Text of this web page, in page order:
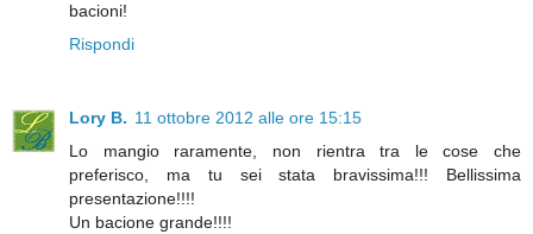
bacioni!
Rispondi
Lory B. 11 ottobre 2012 alle ore 15:15
Lo mangio raramente, non rientra tra le cose che
preferisco, ma tu sei stata bravissima!!! Bellissima
presentazione!!!!
Un bacione grande!!!!